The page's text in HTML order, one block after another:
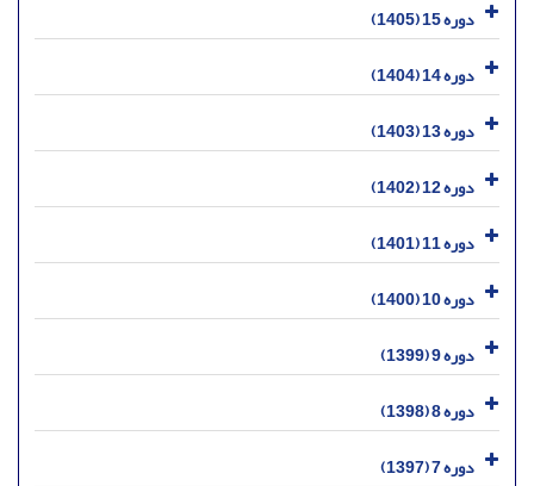
دوره 15 (1405)
دوره 14 (1404)
دوره 13 (1403)
دوره 12 (1402)
دوره 11 (1401)
دوره 10 (1400)
دوره 9 (1399)
دوره 8 (1398)
دوره 7 (1397)